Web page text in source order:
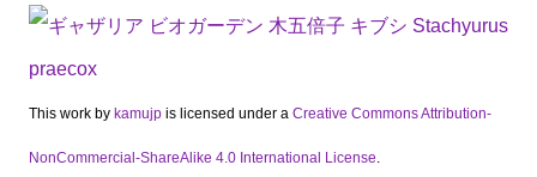
This work by kamujp is licensed under a Creative Commons Attribution-
NonCommercial-ShareAlike 4.0 International License.